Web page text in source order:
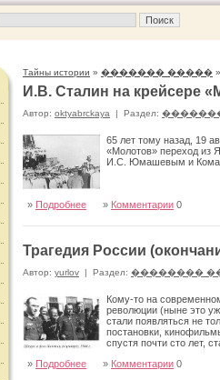
Тайны истории » ������� �����
И.В. Сталин на крейсере
Автор: oktyabrckaya | Раздел:
65 лет тому назад, 19
«Молотов» переход из
И.С. Юмашевым и
» Подробнее » Комментарии 0
Трагедия России
Автор: yurlov | Раздел: ��������
Кому-то на
революции (ныне это
стали появляться не
постановки,
спустя почти сто лет,
» Подробнее » Комментарии 0